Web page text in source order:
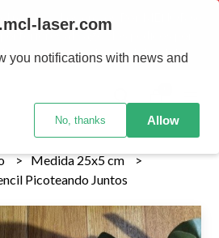
pais!........ Los envios Por MENOR se
al pago , los pedidos por
dias posteriores al pago del pedido
Medida 25x5 cm
Picoteando Juntos
laser.com
you notifications with news and
No, thanks Allow